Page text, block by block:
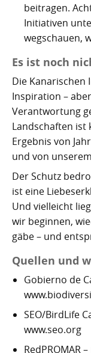
beitragen.
Initiativen
wegschauen,
Es ist noch
Die Kanarischen
Inspiration –
Verantwortung
Landschaften ist
Ergebnis von
und von
Der Schutz
ist eine
Und vielleicht
wir beginnen,
gäbe – und
Quellen und
Gobierno de
SEO/BirdLife
www.seo.org
RedPROMAR